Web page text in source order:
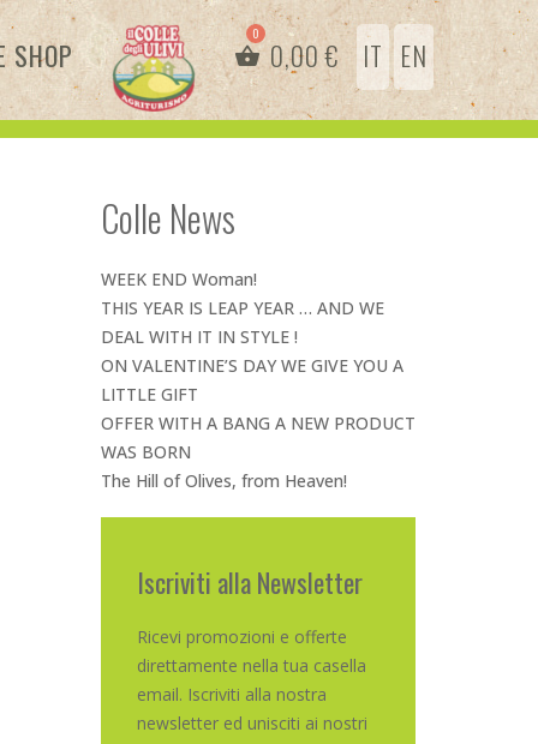
SHOP 0,00€ IT EN
Colle News
WEEK END Woman!
THIS YEAR IS LEAP YEAR … AND WE
DEAL WITH IT IN STYLE !
ON VALENTINE’S DAY WE GIVE YOU A
LITTLE GIFT
OFFER WITH A BANG A NEW PRODUCT
WAS BORN
The Hill of Olives, from Heaven!
Iscriviti alla Newsletter
Ricevi promozioni e offerte
direttamente nella tua casella
email. Iscriviti alla nostra
newsletter ed unisciti ai nostri